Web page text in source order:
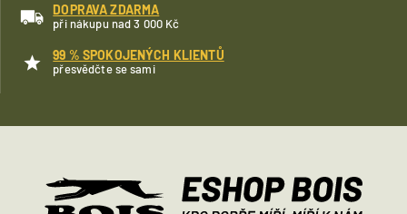
DOPRAVA ZDARMA
při nákupu nad 3 000 Kč
99 % SPOKOJENÝCH KLIENTŮ
přesvědčte se sami